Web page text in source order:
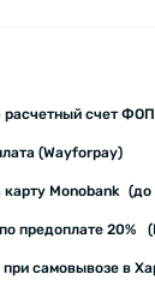
расчетный счет ФОП
(Wayforpay)
карту Monobank (до
предоплате 20%
самовывозе в